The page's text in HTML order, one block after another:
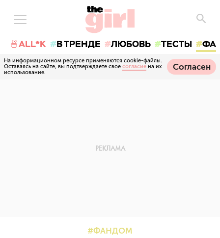
🍜ALL*K В ТРЕНДЕ ЛЮБОВЬ ТЕСТЫ
На информационном ресурсе применяются cookie-файлы.
Оставаясь на сайте, вы подтверждаете свое согласие на их
использование.
Согласен
ФАНДОМ